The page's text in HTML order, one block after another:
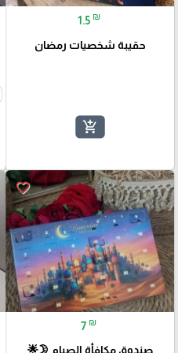
1.5 ₪
حقيبة شخصيات رمضان
add_shopping_cart
favorite_border
7 ₪
صندوق مكافأة الصيام 🌛🌟